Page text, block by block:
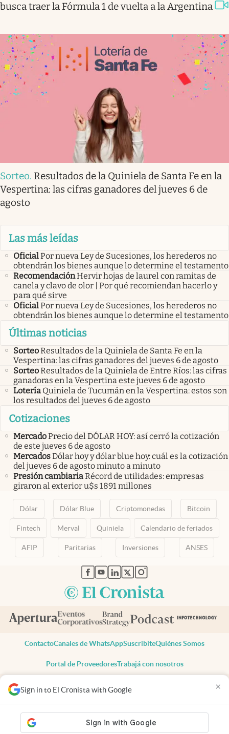
Sign in to El Cronista with Google ×
busca traer la Fórmula 1 de vuelta a la Argentina
Sorteo. Resultados de la Quiniela de Santa Fe en la
Vespertina: las cifras ganadores del jueves 6 de
agosto
Las más leídas
OficialPor nueva Ley de Sucesiones, los herederos no
obtendrán los bienes aunque lo determine el testamento
RecomendaciónHervir hojas de laurel con ramitas de
canela y clavo de olor | Por qué recomiendan hacerlo y
para qué sirve
OficialPor nueva Ley de Sucesiones, los herederos no
obtendrán los bienes aunque lo determine el testamento
Últimas noticias
SorteoResultados de la Quiniela de Santa Fe en la
Vespertina: las cifras ganadores del jueves 6 de agosto
SorteoResultados de la Quiniela de Entre Ríos: las cifras
ganadoras en la Vespertina este jueves 6 de agosto
Lotería Quiniela de Tucumán en la Vespertina: estos son
los resultados del jueves 6 de agosto
Cotizaciones
MercadoPrecio del DÓLAR HOY: así cerró la cotización
de este jueves 6 de agosto
MercadosDólar hoy y dólar blue hoy: cuál es la cotización
del jueves 6 de agosto minuto a minuto
Presión cambiariaRécord de utilidades: empresas
giraron al exterior u$s 1891 millones
Dólar Dólar Blue Criptomonedas Bitcoin
Fintech Merval Quiniela Calendario de feriados
AFIP Paritarias Inversiones ANSES
abre en nueva pestaña
abre en nueva pestaña
abre en nueva pestaña
abre en nueva pestaña
abre en nueva pestaña
ContactoCanales de WhatsAppSuscribiteQuiénes Somos
Portal de ProveedoresTrabajá con nosotros
Todos los derechos reservados
Privacidad
Consentimiento